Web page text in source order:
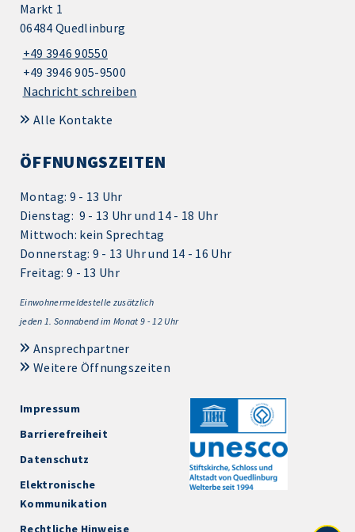
Markt 1
06484 Quedlinburg
+49 3946 90550
+49 3946 905-9500
Nachricht schreiben
Alle Kontakte
ÖFFNUNGSZEITEN
Montag: 9 - 13 Uhr
Dienstag: 9 - 13 Uhr und 14 - 18 Uhr
Mittwoch: kein Sprechtag
Donnerstag: 9 - 13 Uhr und 14 - 16 Uhr
Freitag: 9 - 13 Uhr
Einwohnermeldestelle zusätzlich
jeden 1. Sonnabend im Monat 9 - 12 Uhr
Ansprechpartner
Weitere Öffnungszeiten
Impressum
Barrierefreiheit
Datenschutz
Elektronische
Kommunikation
Rechtliche Hinweise